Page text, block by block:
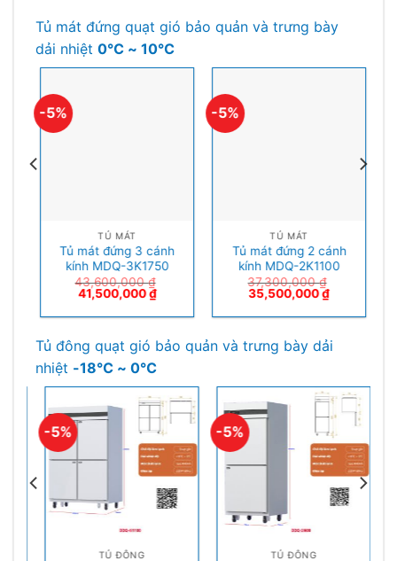
Tủ mát đứng quạt gió bảo quản và trưng bày
dải nhiệt 0℃ ~ 10℃
-5%
TỦ MÁT
Tủ mát đứng 3 cánh
kính MDQ-3K1750
43,600,000₫
41,500,000₫
-5%
TỦ MÁT
Tủ mát đứng 2 cánh
kính MDQ-2K1100
37,300,000₫
35,500,000₫
Tủ đông quạt gió bảo quản và trưng bày dải
nhiệt -18℃ ~ 0℃
-5%
TỦ ĐÔNG
-5%
TỦ ĐÔNG